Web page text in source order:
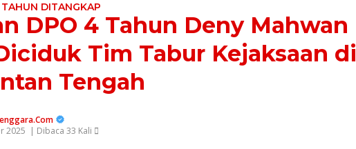
DITANGKAP
DPO 4 Tahun Deny Mahwan
Tim Tabur Kejaksaan di
Tengah
2025 | Dibaca 33 Kali